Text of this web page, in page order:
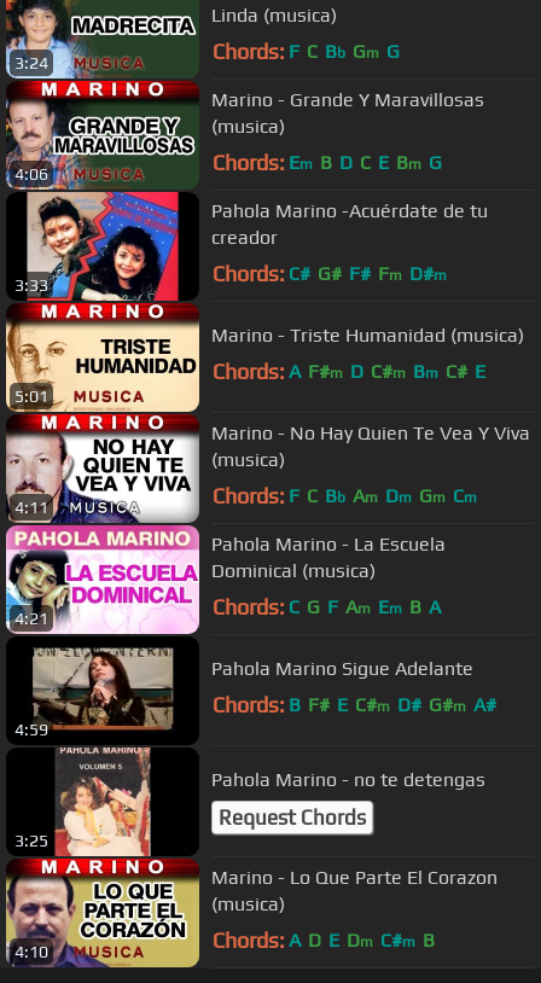
3:24
Linda (musica)
Chords: F C Bb Gm G
4:06
Marino - Grande Y Maravillosas
(musica)
Chords: Em B D C E Bm G
3:33
Pahola Marino -Acuérdate de tu
creador
Chords: C# G# F# Fm D#m
5:01
Marino - Triste Humanidad (musica)
Chords: A F#m D C#m Bm C# E
4:11
Marino - No Hay Quien Te Vea Y Viva
(musica)
Chords: F C Bb Am Dm Gm Cm
4:21
Pahola Marino - La Escuela
Dominical (musica)
Chords: C G F Am Em B A
4:59
Pahola Marino Sigue Adelante
Chords: B F# E C#m D# G#m A#
3:25
Pahola Marino - no te detengas
Request Chords
4:10
Marino - Lo Que Parte El Corazon
(musica)
Chords: A D E Dm C#m B